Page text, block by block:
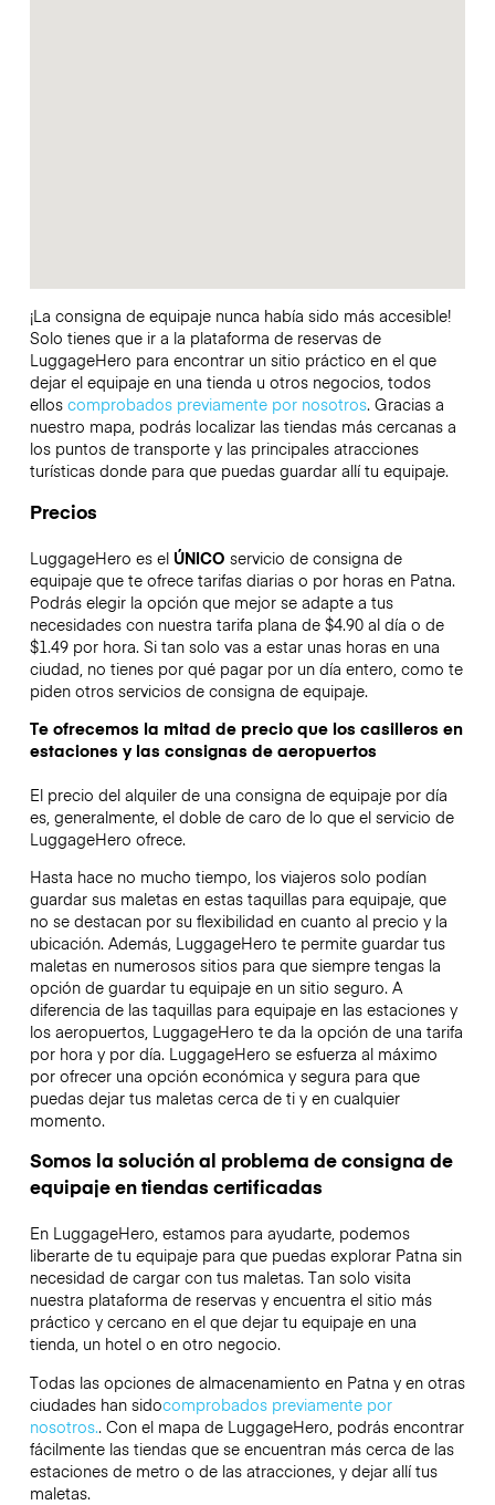
¡La consigna de equipaje nunca había sido más accesible!
Solo tienes que ir a la plataforma de reservas de
LuggageHero para encontrar un sitio práctico en el que
dejar el equipaje en una tienda u otros negocios, todos
ellos comprobados previamente por nosotros. Gracias a
nuestro mapa, podrás localizar las tiendas más cercanas a
los puntos de transporte y las principales atracciones
turísticas donde para que puedas guardar allí tu equipaje.
Precios
LuggageHero es el ÚNICO servicio de consigna de
equipaje que te ofrece tarifas diarias o por horas en Patna.
Podrás elegir la opción que mejor se adapte a tus
necesidades con nuestra tarifa plana de $4.90 al día o de
$1.49 por hora. Si tan solo vas a estar unas horas en una
ciudad, no tienes por qué pagar por un día entero, como te
piden otros servicios de consigna de equipaje.
Te ofrecemos la mitad de precio que los casilleros en
estaciones y las consignas de aeropuertos
El precio del alquiler de una consigna de equipaje por día
es, generalmente, el doble de caro de lo que el servicio de
LuggageHero ofrece.
Hasta hace no mucho tiempo, los viajeros solo podían
guardar sus maletas en estas taquillas para equipaje, que
no se destacan por su flexibilidad en cuanto al precio y la
ubicación. Además, LuggageHero te permite guardar tus
maletas en numerosos sitios para que siempre tengas la
opción de guardar tu equipaje en un sitio seguro. A
diferencia de las taquillas para equipaje en las estaciones y
los aeropuertos, LuggageHero te da la opción de una tarifa
por hora y por día. LuggageHero se esfuerza al máximo
por ofrecer una opción económica y segura para que
puedas dejar tus maletas cerca de ti y en cualquier
momento.
Somos la solución al problema de consigna de
equipaje en tiendas certificadas
En LuggageHero, estamos para ayudarte, podemos
liberarte de tu equipaje para que puedas explorar Patna sin
necesidad de cargar con tus maletas. Tan solo visita
nuestra plataforma de reservas y encuentra el sitio más
práctico y cercano en el que dejar tu equipaje en una
tienda, un hotel o en otro negocio.
Todas las opciones de almacenamiento en Patna y en otras
ciudades han sidocomprobados previamente por
nosotros.. Con el mapa de LuggageHero, podrás encontrar
fácilmente las tiendas que se encuentran más cerca de las
estaciones de metro o de las atracciones, y dejar allí tus
maletas.